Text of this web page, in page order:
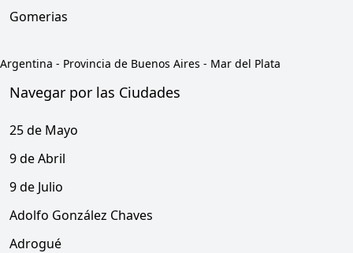
Gomerias
Argentina - Provincia de Buenos Aires - Mar del Plata
Navegar por las Ciudades
25 de Mayo
9 de Abril
9 de Julio
Adolfo González Chaves
Adrogué